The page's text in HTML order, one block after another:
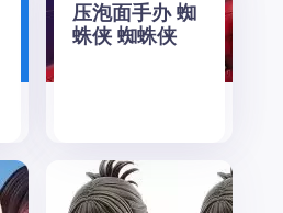
压泡面手办 蜘
蛛侠 蜘蛛侠